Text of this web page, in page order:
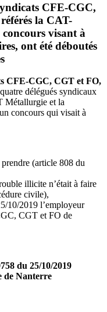
CFE-CGC,
la CAT-
visant à
ont été déboutés
CFE-CGC, CGT et FO,
délégués syndicaux
Métallurgie et la
concours qui visait à
prendre (article 808 du
illicite n’était à faire
civile),
10/2019 l’employeur
CGT et FO de
du 25/10/2019
de Nanterre